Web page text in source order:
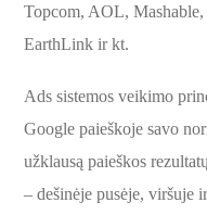
Topcom, AOL,
EarthLink ir kt.
Ads sistemos veikimo
Google paieškoje savo
užklausą paieškos
– dešinėje pusėje, viršuje